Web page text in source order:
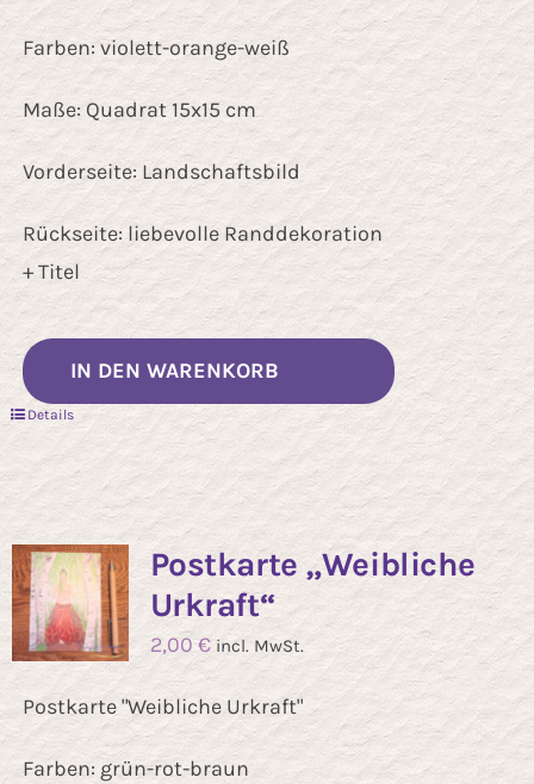
der
gewählt
werden
Farben: violett-orange-weiß
Maße: Quadrat 15x15 cm
Vorderseite: Landschaftsbild
Rückseite: liebevolle Randdekoration
+ Titel
IN DEN WARENKORB
Details
Postkarte „Weibliche
Urkraft“
2,00 € incl. MwSt.
Postkarte "Weibliche Urkraft"
Farben: grün-rot-braun